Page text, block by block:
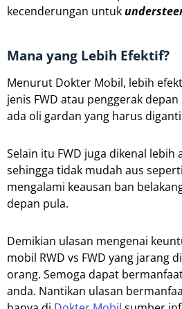
kecenderungan untuk
Mana yang Lebih Efektif?
Menurut Dokter Mobil, lebih
jenis FWD atau penggerak
ada oli gardan yang harus
Selain itu FWD juga dikenal lebih
sehingga tidak mudah aus
mengalami keausan ban
depan pula.
Demikian ulasan mengenai
mobil RWD vs FWD yang jarang
orang. Semoga dapat
anda. Nantikan ulasan